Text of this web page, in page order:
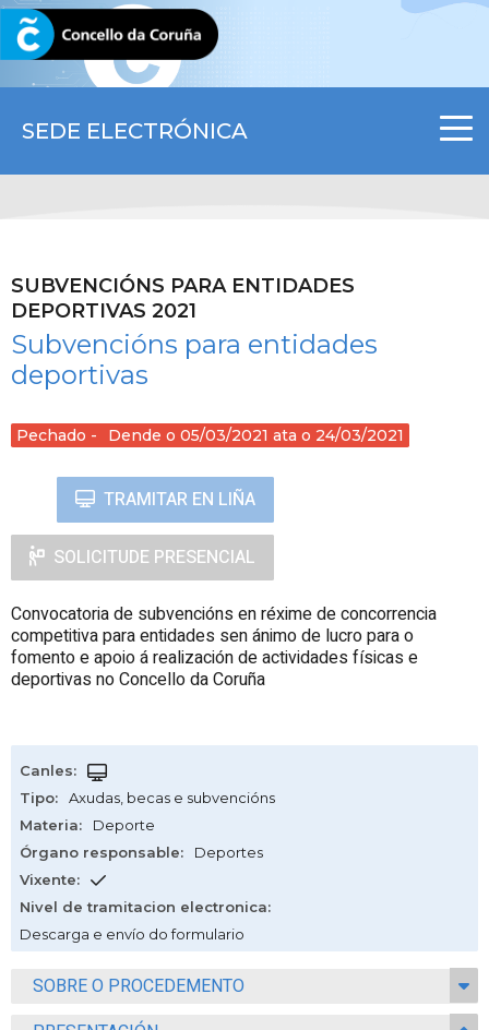
SEDE ELECTRÓNICA
CORUNA.GAL
SUBVENCIÓNS PARA ENTIDADES
DEPORTIVAS 2021
Subvencións para entidades
deportivas
Pechado Dende o 05/03/2021 ata o 24/03/2021
TRAMITAR EN LIÑA
SOLICITUDE PRESENCIAL
Convocatoria de subvencións en réxime de concorrencia
competitiva para entidades sen ánimo de lucro para o
fomento e apoio á realización de actividades físicas e
deportivas no Concello da Coruña
Canles:
Tipo:
Axudas, becas e subvencións
Materia:
Deporte
Órgano responsable:
Deportes
Vixente:
Nivel de tramitacion electronica:
Descarga e envío do formulario
SOBRE O PROCEDEMENTO